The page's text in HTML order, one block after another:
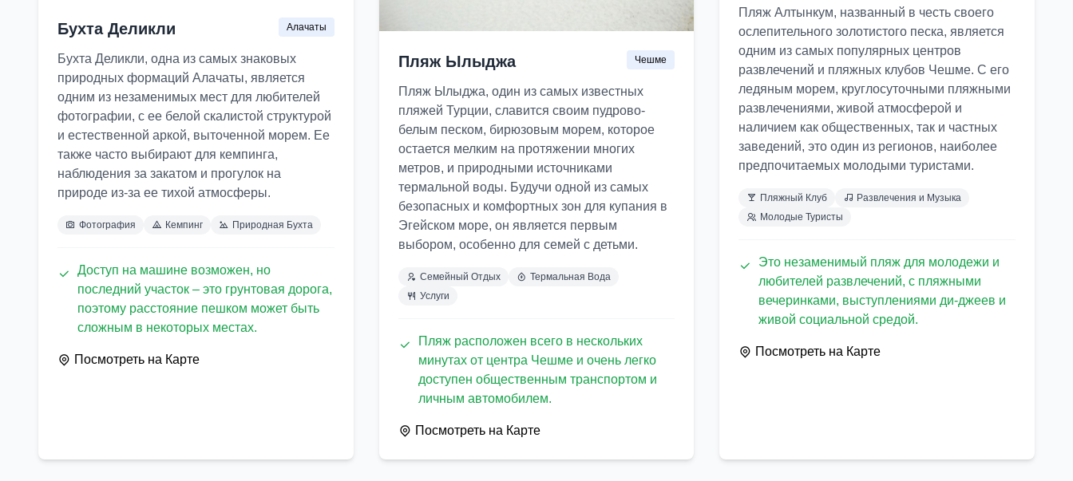
Бухта Деликли Алачаты
Бухта Деликли, одна из самых знаковых
природных формаций Алачаты, является
одним из незаменимых мест для любителей
фотографии, с ее белой скалистой структурой
и естественной аркой, выточенной морем. Ее
также часто выбирают для кемпинга,
наблюдения за закатом и прогулок на
природе из-за ее тихой атмосферы.
Фотография Кемпинг Природная Бухта
Доступ на машине возможен, но
последний участок – это грунтовая дорога,
поэтому расстояние пешком может быть
сложным в некоторых местах.
Посмотреть на Карте
Пляж Ылыджа Чешме
Пляж Ылыджа, один из самых известных
пляжей Турции, славится своим пудрово-
белым песком, бирюзовым морем, которое
остается мелким на протяжении многих
метров, и природными источниками
термальной воды. Будучи одной из самых
безопасных и комфортных зон для купания в
Эгейском море, он является первым
выбором, особенно для семей с детьми.
Семейный Отдых
Термальная Вода
Услуги
Пляж расположен всего в нескольких
минутах от центра Чешме и очень легко
доступен общественным транспортом и
личным автомобилем.
Посмотреть на Карте
Пляж Алтынкум, названный в честь своего
ослепительного золотистого песка, является
одним из самых популярных центров
развлечений и пляжных клубов Чешме. С его
ледяным морем, круглосуточными пляжными
развлечениями, живой атмосферой и
наличием как общественных, так и частных
заведений, это один из регионов, наиболее
предпочитаемых молодыми туристами.
Пляжный Клуб
Развлечения и Музыка
Молодые Туристы
Это незаменимый пляж для молодежи и
любителей развлечений, с пляжными
вечеринками, выступлениями ди-джеев и
живой социальной средой.
Посмотреть на Карте